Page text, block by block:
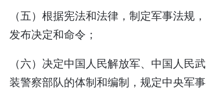
（五）根据宪法和法律，制定军事法规，
发布决定和命令；
（六）决定中国人民解放军、中国人民武
装警察部队的体制和编制，规定中央军事